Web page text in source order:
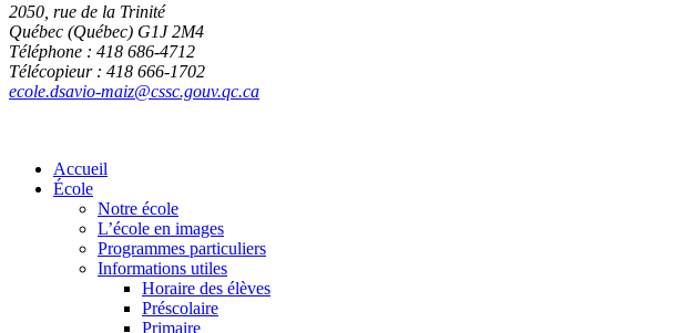
2050, rue de la Trinité
Québec (Québec) G1J 2M4
Téléphone : 418 686-4712
Télécopieur : 418 666-1702
ecole.dsavio-maiz@cssc.gouv.qc.ca
Accueil
École
Notre école
L’école en images
Programmes particuliers
Informations utiles
Horaire des élèves
Préscolaire
Primaire